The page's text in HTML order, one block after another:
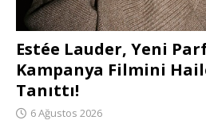
Estée Lauder, Yeni
Kampanya Filmini
Tanıttı!
6 Ağustos 2026